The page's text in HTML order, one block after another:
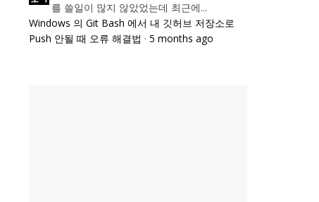
를 쓸일이 많지 않았었는데 최근에...
Windows 의 Git Bash 에서 내 깃허브 저장소로
Push 안될 때 오류 해결법 · 5 months ago